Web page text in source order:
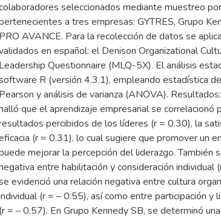
seleccionados mediante muestreo
a tres empresas: GYTRES, Grupo
PRO AVANCE. Para la recolección de datos se
en español: el Denison Organizational
Leadership Questionnaire (MLQ-5X). El análisis
R (versión 4.3.1), empleando estadística
Pearson y análisis de varianza (ANOVA).
que el aprendizaje empresarial se correlacionó
percibidos de los líderes (r = 0.30), la
(r = 0.31), lo cual sugiere que promover un
mejorar la percepción del liderazgo. También
entre habilitación y consideración individual
evidenció una relación negativa entre cultura
(r = – 0.55), así como entre participación y
(r = – 0.57). En Grupo Kennedy SB, se determinó